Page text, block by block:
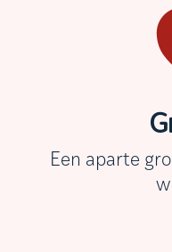
Een aparte